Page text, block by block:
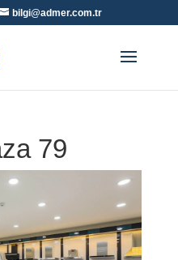
bilgi@admer.com.tr
79